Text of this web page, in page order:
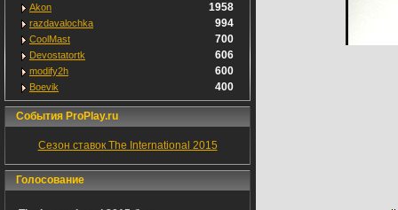
Akon 1958
razdavalochka 994
CoolMast 700
Devostatortk 606
modify2h 600
Boevik 400
События ProPlay.ru
Сезон ставок The International 2015
Голосование